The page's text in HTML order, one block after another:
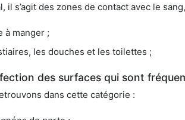
il s’agit des zones de contact avec le
à manger ;
les douches et les toilettes ;
des surfaces qui sont
dans cette catégorie :